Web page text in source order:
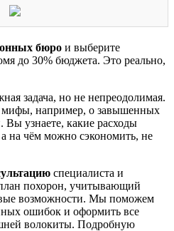
бюро и выберите
до 30% бюджета. Это реально,
задача, но не непреодолимая.
например, о завышенных
Вы узнаете, какие расходы
на чём можно сэкономить, не
специалиста и
похорон, учитывающий
возможности. Мы поможем
ошибок и оформить все
волокиты. Подробную